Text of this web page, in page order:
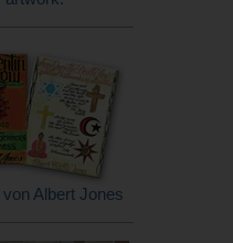
Albert Jones